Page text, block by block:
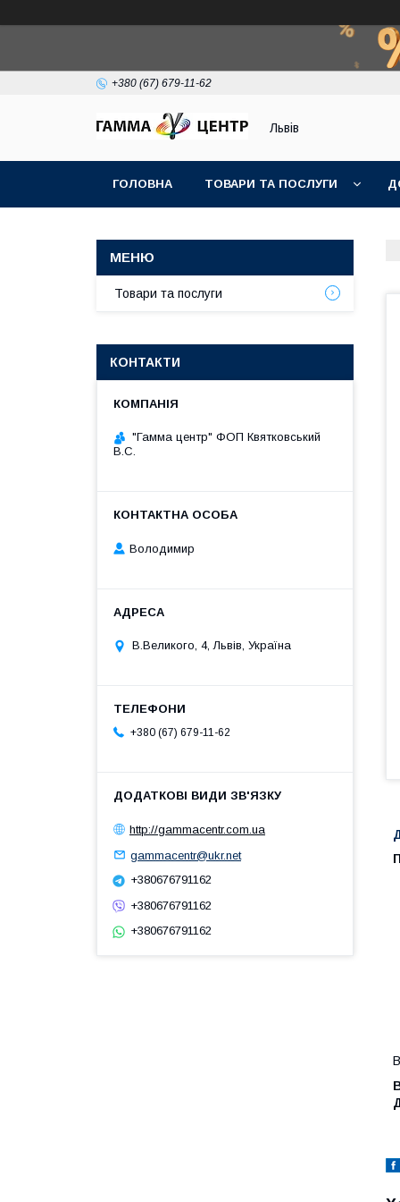
+380 (67) 679-11-62
Львів
ГОЛОВНА ТОВАРИ ТА ПОСЛУГИ
Товари та послуги
КОНТАКТИ
"Гамма центр" ФОП Квятковський
В.С.
Володимир
В.Великого, 4, Львів, Україна
+380 (67) 679-11-62
http://gammacentr.com.ua
gammacentr@ukr.net
+380676791162
+380676791162
+380676791162